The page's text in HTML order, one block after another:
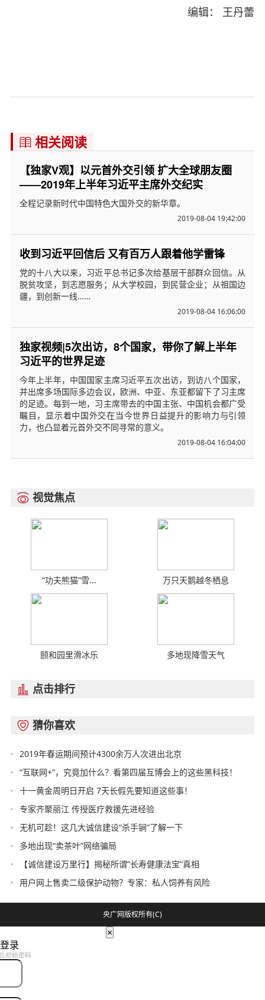
编辑： 王丹蕾
 相关阅读
【独家V观】以元首外交引领 扩大全球朋友圈
——2019年上半年习近平主席外交纪实
全程记录新时代中国特色大国外交的新华章。
2019-08-04 19:42:00
收到习近平回信后 又有百万人跟着他学雷锋
党的十八大以来，习近平总书记多次给基层干部群众回信。从
脱贫攻坚，到志愿服务；从大学校园，到民营企业；从祖国边
疆，到创新一线……
2019-08-04 16:06:00
独家视频|5次出访，8个国家，带你了解上半年
习近平的世界足迹
今年上半年，中国国家主席习近平五次出访，到访八个国家，
并出席多场国际多边会议，欧洲、中亚、东亚都留下了习主席
的足迹。每到一地，习主席带去的中国主张、中国机会都广受
瞩目，显示着中国外交在当今世界日益提升的影响力与引领
力，也凸显着元首外交不同寻常的意义。
2019-08-04 16:04:00
 视觉焦点
“功夫熊猫”雪... 万只天鹅越冬栖息
颐和园里滑冰乐 多地现降雪天气
 点击排行
 猜你喜欢
2019年春运期间预计4300余万人次进出北京
“互联网+”，究竟加什么？看第四届互博会上的这些黑科技！
十一黄金周明日开启 7天长假先要知道这些事！
专家齐聚丽江 传授医疗救援先进经验
无机可趁！这几大诚信建设“杀手锏”了解一下
多地出现“卖茶叶”网络骗局
【诚信建设万里行】揭秘所谓“长寿健康法宝”真相
用户网上售卖二级保护动物？专家：私人饲养有风险
央广网版权所有(C)
×
录
初始密码